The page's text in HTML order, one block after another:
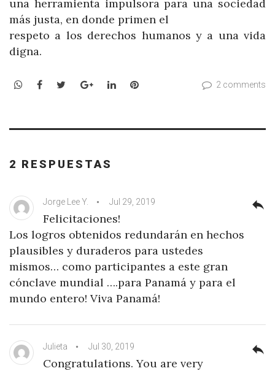
una herramienta impulsora para una sociedad
más justa, en donde primen el
respeto a los derechos humanos y a una vida
digna.
WhatsApp
Facebook
TwitterGoogle+LinkedInPinterest 2 comments
2 RESPUESTAS
Jorge Lee Y. Jul 29, 2019
Felicitaciones!
Los logros obtenidos redundarán en hechos
plausibles y duraderos para ustedes
mismos… como participantes a este gran
cónclave mundial ….para Panamá y para el
mundo entero! Viva Panamá!
reply
Julieta Jul 30, 2019
Congratulations. You are very
reply